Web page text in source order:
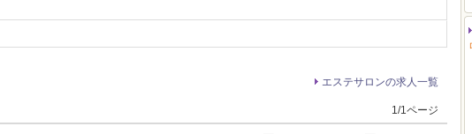
エステサロンの求人一覧
1/1ページ